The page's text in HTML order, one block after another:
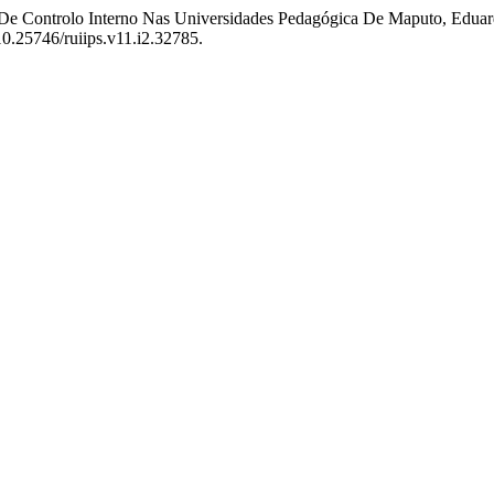
Controlo Interno Nas Universidades Pedagógica De Maputo,
ruiips.v11.i2.32785.